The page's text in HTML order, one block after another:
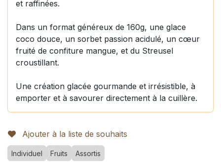
et raffinées.
Dans un format généreux de 160g, une glace
coco douce, un sorbet passion acidulé, un cœur
fruité de confiture mangue, et du Streusel
croustillant.
Une création glacée gourmande et irrésistible, à
emporter et à savourer directement à la cuillère.
Ajouter à la liste de souhaits
Individuel Fruits Assortis